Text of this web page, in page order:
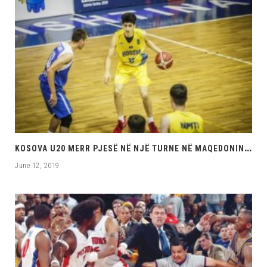
K
OSOVA U20 MERR PJESË NË NJË TURNE NË MAQEDONINË VERIORE
June 12, 2019